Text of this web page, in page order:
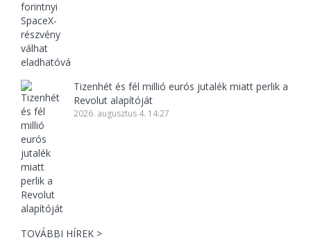
Tizenhét és fél millió eurós jutalék miatt perlik a
Revolut alapítóját
2026. augusztus 4. 14:27
TOVÁBBI HÍREK >